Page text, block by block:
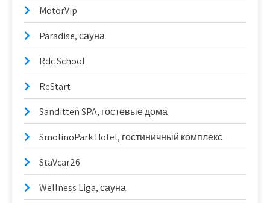
MotorVip
Paradise, сауна
Rdc School
ReStart
Sanditten SPA, гостевые дома
SmolinoPark Hotel, гостиничный комплекс
StaVcar26
Wellness Liga, сауна